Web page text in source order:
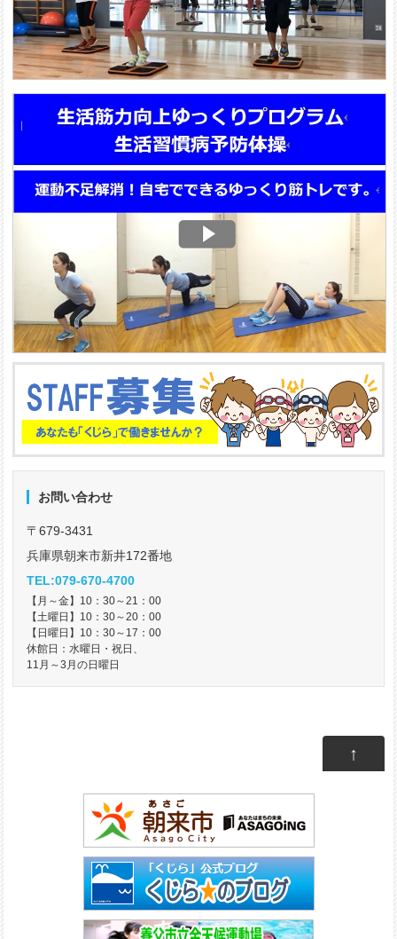
お問い合わせ
〒679-3431
兵庫県朝来市新井172番地
TEL:079-670-4700
【月～金】10：30～21：00
【土曜日】10：30～20：00
【日曜日】10：30～17：00
休館日：水曜日・祝日、
11月～3月の日曜日
↑